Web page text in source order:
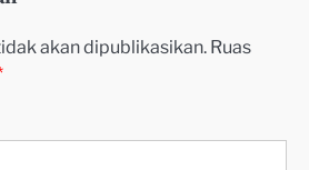
akan dipublikasikan. Ruas